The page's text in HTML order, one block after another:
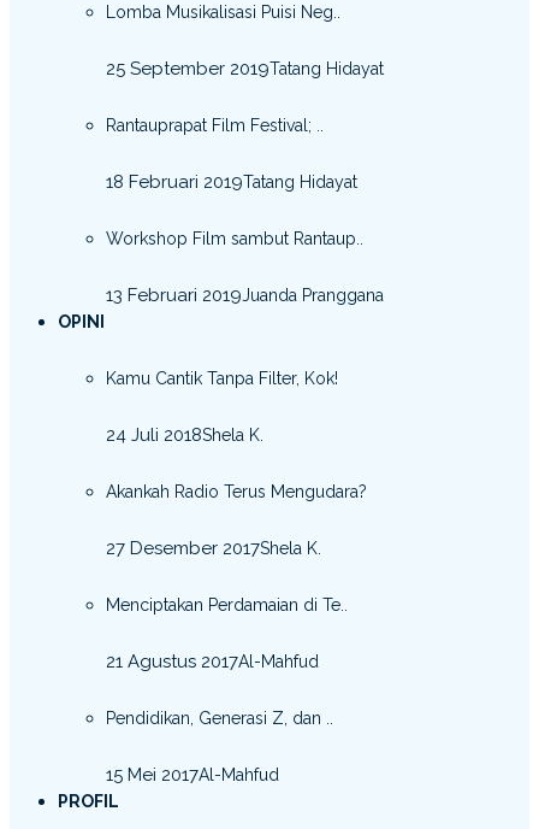
Lomba Musikalisasi Puisi Neg..
25 September 2019Tatang Hidayat
Rantauprapat Film Festival; ..
18 Februari 2019Tatang Hidayat
Workshop Film sambut Rantaup..
13 Februari 2019Juanda Pranggana
OPINI
Kamu Cantik Tanpa Filter, Kok!
24 Juli 2018Shela K.
Akankah Radio Terus Mengudara?
27 Desember 2017Shela K.
Menciptakan Perdamaian di Te..
21 Agustus 2017Al-Mahfud
Pendidikan, Generasi Z, dan ..
15 Mei 2017Al-Mahfud
PROFIL